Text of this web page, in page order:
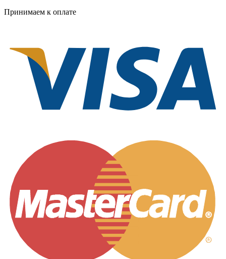
Принимаем к оплате